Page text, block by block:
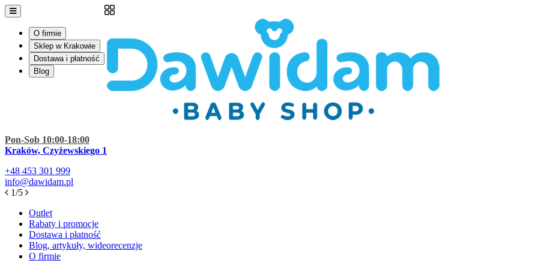
O firmie
Sklep w Krakowie
Dostawa i płatność
Blog
Pon-Sob 10:00-18:00
Kraków, Czyżewskiego 1
+48 453 301 999
info@dawidam.pl
1/5
Outlet
Rabaty i promocje
Dostawa i płatność
Blog, artykuły, wideorecenzje
O firmie